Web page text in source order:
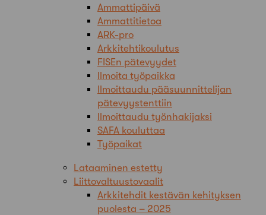
Ammattipäivä
Ammattitietoa
ARK-pro
Arkkitehtikoulutus
FISEn pätevyydet
Ilmoita työpaikka
Ilmoittaudu pääsuunnittelijan
pätevyystenttiin
Ilmoittaudu työnhakijaksi
SAFA kouluttaa
Työpaikat
Lataaminen estetty
Liittovaltuustovaalit
Arkkitehdit kestävän kehityksen
puolesta – 2025